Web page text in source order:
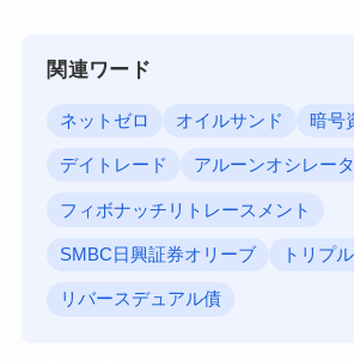
関連ワード
ネットゼロ オイルサンド 暗号
デイトレード アルーンオシレー
フィボナッチリトレースメント
SMBC日興証券オリーブ トリプ
リバースデュアル債